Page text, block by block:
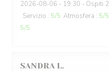
2026-08-06 - 19:30 - Ospiti 2
Servizio : 5/5 Atmosfera : 5/5
5/5
SANDRA L